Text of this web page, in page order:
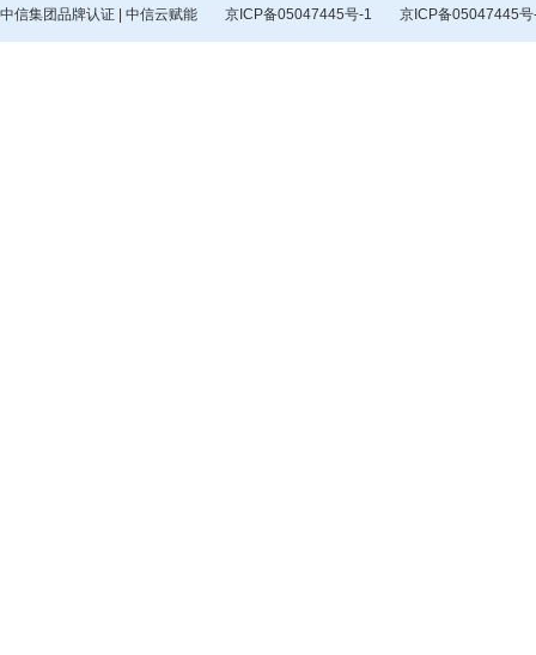
中信集团品牌认证 | 中信云赋能 京ICP备05047445号-1 京ICP备05047445